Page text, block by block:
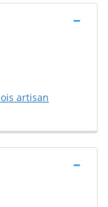
artisan